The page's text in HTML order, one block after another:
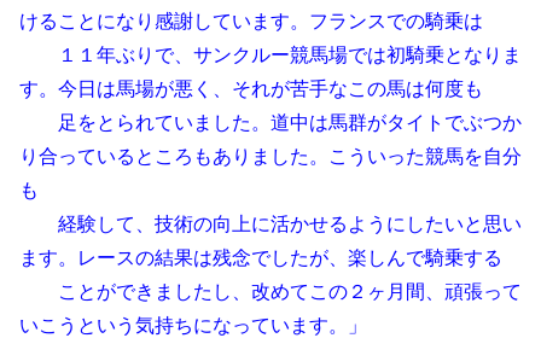
けることになり感謝しています。フランスでの騎乗は
１１年ぶりで、サンクルー競馬場では初騎乗となりま
す。今日は馬場が悪く、それが苦手なこの馬は何度も
足をとられていました。道中は馬群がタイトでぶつか
り合っているところもありました。こういった競馬を自分
も
経験して、技術の向上に活かせるようにしたいと思い
ます。レースの結果は残念でしたが、楽しんで騎乗する
ことができましたし、改めてこの２ヶ月間、頑張って
いこうという気持ちになっています。」